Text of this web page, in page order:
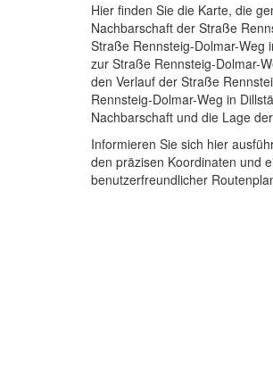
Hier finden Sie die Karte, die
Nachbarschaft der Straße
Straße Rennsteig-Dolmar-Weg
zur Straße Rennsteig-Dolmar-
den Verlauf der Straße
Rennsteig-Dolmar-Weg in
Nachbarschaft und die Lage
Informieren Sie sich hier
den präzisen Koordinaten und
benutzerfreundlicher